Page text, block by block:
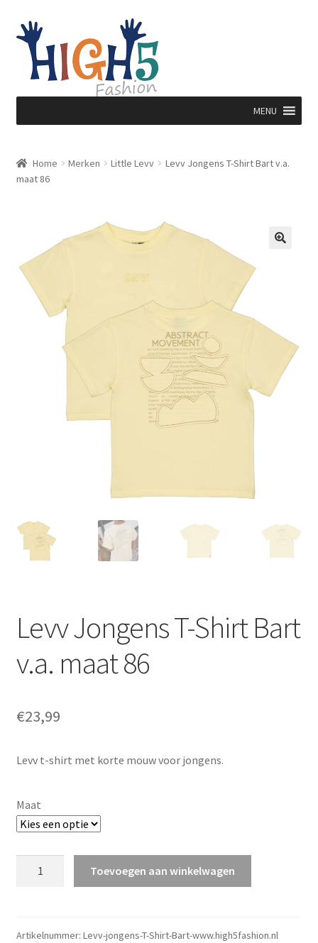
Ga
door
naar
navigatie
Ga
direct
naar
inhoud
MENU
Home Merken Little Levv
Levv Jongens T-Shirt Bart v.a.
maat 86
Levv Jongens T-Shirt Bart
v.a. maat 86
€23,99
Levv t-shirt met korte mouw voor jongens.
Maat
Bart
Toevoegen aan winkelwagen
Artikelnummer: Levv-jongens-T-Shirt-Bart-www.high5fashion.nl